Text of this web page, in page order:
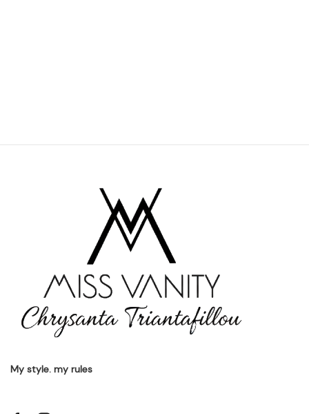
My style. my rules